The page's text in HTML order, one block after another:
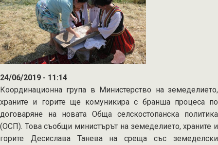
24/06/2019 - 11:14
Координационна група в Министерство на земеделието,
храните и горите ще комуникира с бранша процеса по
договаряне на новата Обща селскостопанска политика
(ОСП). Това съобщи министърът на земеделието, храните и
горите Десислава Танева на среща със земеделски